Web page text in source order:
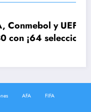
y UEFA estudian
selecciones!
AFA
FIFA